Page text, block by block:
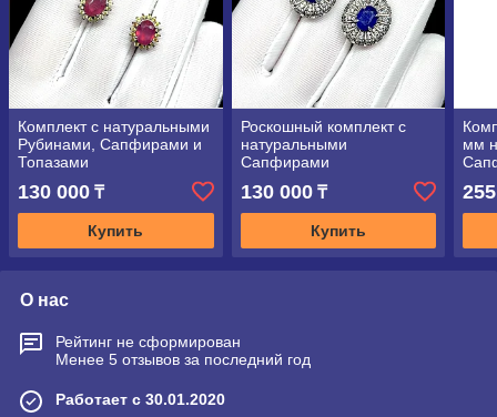
Комплект с натуральными
Рубинами, Сапфирами и
Топазами
130 000 ₸
Купить
Роскошный комплект с
натуральными
Сапфирами
130 000₸
Купить
мм
О нас
Рейтинг не сформирован
Менее 5 отзывов за последний год
Работает с 30.01.2020